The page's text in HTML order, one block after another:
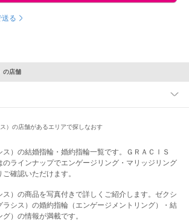
送る
の店舗
）の店舗があるエリアで探しなおす
ス）の結婚指輪・婚約指輪一覧です。ＧＲＡＣＩＳ
のラインナップでエンゲージリング・マリッジリング
確認いただけます。
ス）の商品を写真付きで詳しくご紹介します。ゼクシ
ラシス）の婚約指輪（エンゲージメントリング）・結
）の情報が満載です。